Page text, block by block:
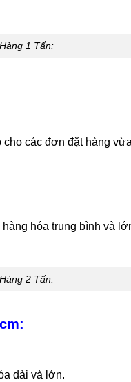
1 Tấn:
các đơn đặt hàng
hóa trung bình và
2 Tấn:
dài và lớn.